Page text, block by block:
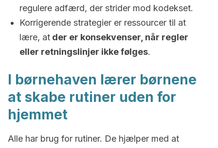
regulere adfærd, der strider mod kodekset.
Korrigerende strategier er ressourcer til at
lære, at der er konsekvenser, når regler
eller retningslinjer ikke følges.
I børnehaven lærer børnene
at skabe rutiner uden for
hjemmet
Alle har brug for rutiner. De hjælper med at